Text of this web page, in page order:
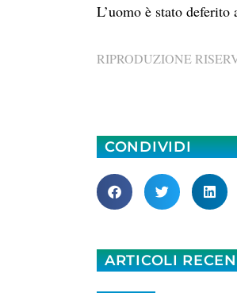
L’uomo è stato
RIPRODUZIONE
CONDIVIDI
ARTICOLI